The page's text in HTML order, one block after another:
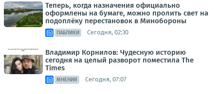
Теперь, когда назначения официально
оформлены на бумаге, можно пролить свет на
подоплёку перестановок в Минобороны
ПАБЛИКИ Сегодня, 02:30
Владимир Корнилов: Чудесную историю
сегодня на целый разворот поместила The
Times
МНЕНИЯ Сегодня, 07:07